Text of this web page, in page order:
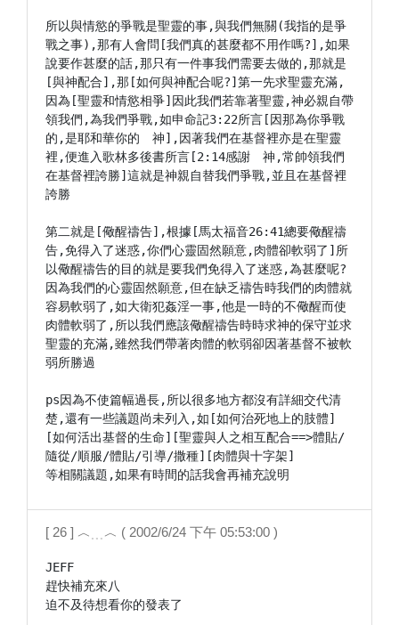
所以與情慾的爭戰是聖靈的事,與我們無關(我指的是爭
戰之事),那有人會問[我們真的甚麼都不用作嗎?],如果
說要作甚麼的話,那只有一件事我們需要去做的,那就是
[與神配合],那[如何與神配合呢?]第一先求聖靈充滿,
因為[聖靈和情慾相爭]因此我們若靠著聖靈,神必親自帶
領我們,為我們爭戰,如申命記3:22所言[因那為你爭戰
的,是耶和華你的　神],因著我們在基督裡亦是在聖靈
裡,便進入歌林多後書所言[2:14感謝　神,常帥領我們
在基督裡誇勝]這就是神親自替我們爭戰,並且在基督裡
誇勝
第二就是[儆醒禱告],根據[馬太福音26:41總要儆醒禱
告,免得入了迷惑,你們心靈固然願意,肉體卻軟弱了]所
以儆醒禱告的目的就是要我們免得入了迷惑,為甚麼呢?
因為我們的心靈固然願意,但在缺乏禱告時我們的肉體就
容易軟弱了,如大衛犯姦淫一事,他是一時的不儆醒而使
肉體軟弱了,所以我們應該儆醒禱告時時求神的保守並求
聖靈的充滿,雖然我們帶著肉體的軟弱卻因著基督不被軟
弱所勝過
ps因為不使篇幅過長,所以很多地方都沒有詳細交代清
楚,還有一些議題尚未列入,如[如何治死地上的肢體]
[如何活出基督的生命][聖靈與人之相互配合==>體貼/
隨從/順服/體貼/引導/撒種][肉體與十字架]
等相關議題,如果有時間的話我會再補充說明
[ 26 ] ︿﹍︿ ( 2002/6/24 下午 05:53:00 )
JEFF
趕快補充來八
迫不及待想看你的發表了